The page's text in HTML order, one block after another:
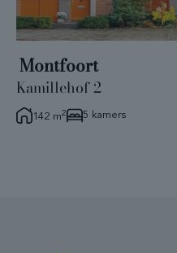
Montfoort
Kamillehof 2
142 m2 5 kamers